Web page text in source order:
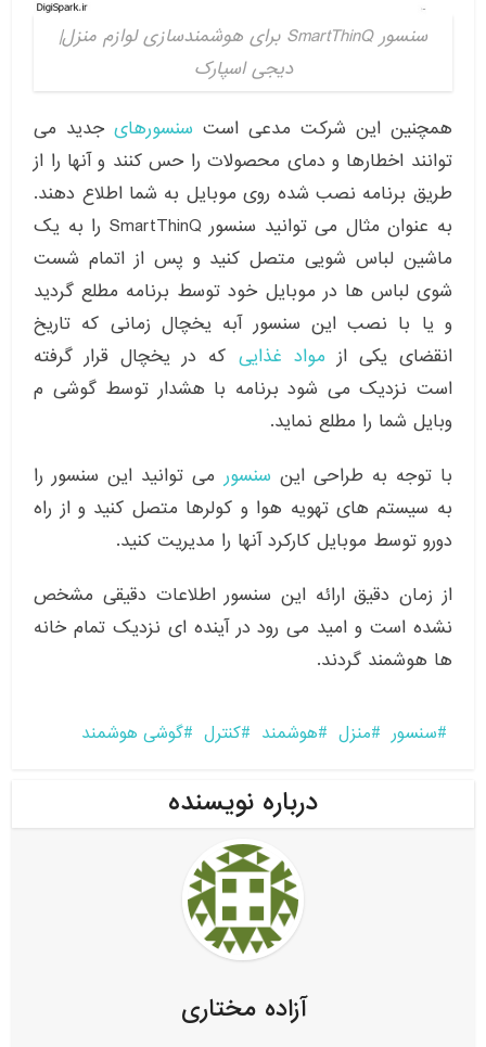
سنسور SmartThinQ برای هوشمندسازی لوازم منزل|
دیجی اسپارک
همچنین این شرکت مدعی است سنسورهای جدید می
توانند اخطارها و دمای محصولات را حس کنند و آنها را از
طریق برنامه نصب شده روی موبایل به شما اطلاع دهند.
به عنوان مثال می توانید سنسور SmartThinQ را به یک
ماشین لباس شویی متصل کنید و پس از اتمام شست‌
شوی لباس ها در موبایل خود توسط برنامه مطلع گردید
و یا با نصب این سنسور آبه یخچال زمانی که تاریخ
انقضای یکی از مواد غذایی که در یخچال قرار گرفته
است نزدیک می شود برنامه با هشدار توسط گوشی م
وبایل شما را مطلع نماید.
با توجه به طراحی این سنسور می توانید این سنسور را
به سیستم های تهویه هوا و کولرها متصل کنید و از راه
دورو توسط موبایل کارکرد آنها را مدیریت کنید.
از زمان دقیق ارائه این سنسور اطلاعات دقیقی مشخص
نشده است و امید می رود در آینده ای نزدیک تمام خانه
ها هوشمند گردند.
سنسور منزل هوشمند کنترل گوشی هوشمند
درباره نویسنده
آزاده مختاری